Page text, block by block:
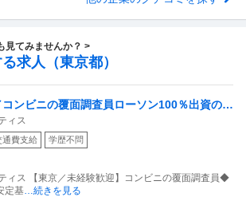
見てみませんか？ >
求人（東京都）
ンビニの覆面調査員ローソン100％出資の安
残業月10時間
ィス
通費支給 学歴不問
ィス 【東京／未経験歓迎】コンビニの覆面調査員◆
定基 …続きを見る